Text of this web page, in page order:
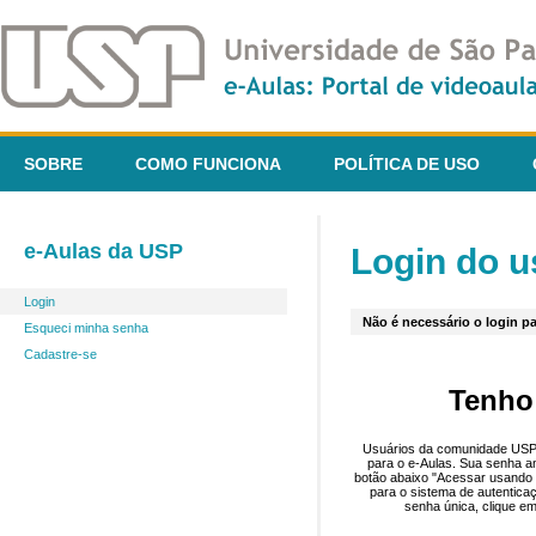
SOBRE COMO FUNCIONA POLÍTICA DE USO
e-Aulas da USP
Login
Esqueci minha senha
Cadastre-se
Login do
Não é necessário o login
Usuários da comunidade
para o e-Aulas. Sua senha
botão abaixo "Acessar
para o sistema de
senha única, clique